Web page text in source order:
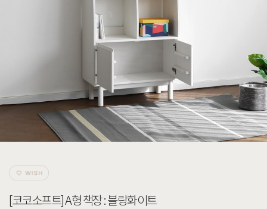
[코코소프트] A형 책장 : 블랑화이트